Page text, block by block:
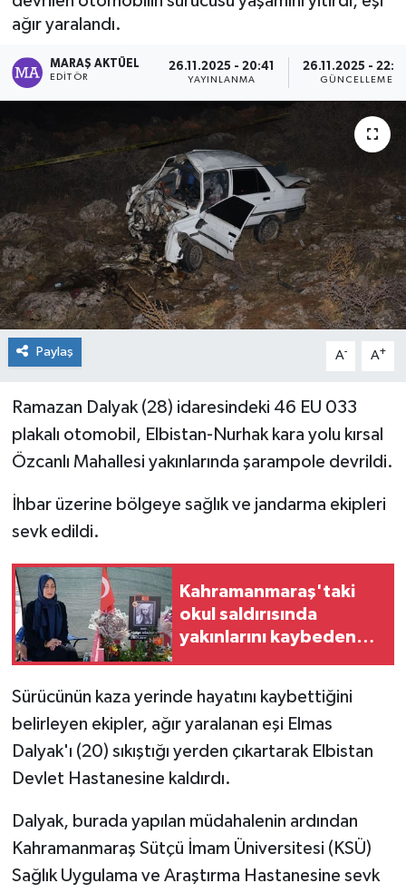
ağır yaralandı.
MARAŞ AKTÜEL
EDITÖR
26.11.2025 - 20:41
YAYINLANMA
26.11.2025 -
GÜNCELLEME
Paylaş A- A+
Ramazan Dalyak (28) idaresindeki 46 EU 033
plakalı otomobil, Elbistan-Nurhak kara yolu kırsal
Özcanlı Mahallesi yakınlarında şarampole devrildi.
İhbar üzerine bölgeye sağlık ve jandarma ekipleri
sevk edildi.
Kahramanmaraş'taki
okul saldırısında
yakınlarını kaybeden
Külliyesi'ndeki
görüşmeyi anlattı
Sürücünün kaza yerinde hayatını kaybettiğini
belirleyen ekipler, ağır yaralanan eşi Elmas
Dalyak'ı (20) sıkıştığı yerden çıkartarak Elbistan
Devlet Hastanesine kaldırdı.
Dalyak, burada yapılan müdahalenin ardından
Kahramanmaraş Sütçü İmam Üniversitesi (KSÜ)
Sağlık Uygulama ve Araştırma Hastanesine sevk
Dünya
Kültür Sanat